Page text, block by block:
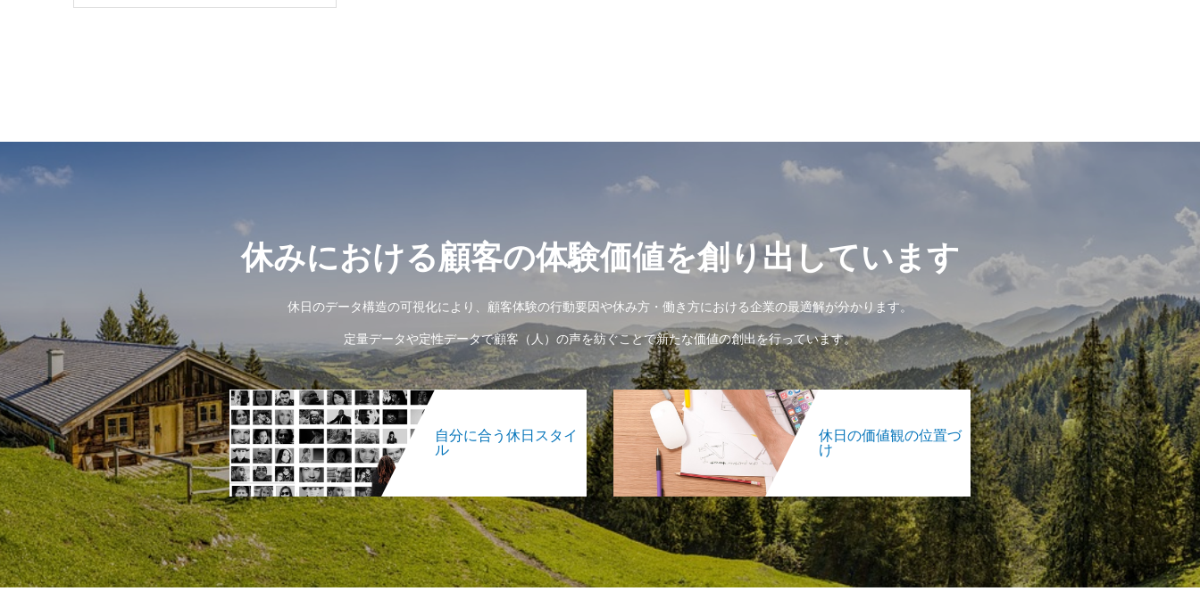
休みにおける顧客の体験価値を創り出しています
休日のデータ構造の可視化により、顧客体験の行動要因や休み方・働き方における企業の最適解が分かります。
定量データや定性データで顧客（人）の声を紡ぐことで新たな価値の創出を行っています。
自分に合う休日スタイ
ル
休日の価値観の位置づ
け